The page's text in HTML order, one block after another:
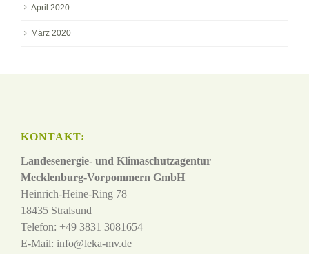
April 2020
März 2020
KONTAKT:
Landesenergie- und Klimaschutzagentur
Mecklenburg-Vorpommern GmbH
Heinrich-Heine-Ring 78
18435 Stralsund
Telefon: +49 3831 3081654
E-Mail: info@leka-mv.de